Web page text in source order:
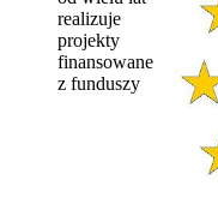
realizuje
projekty
finansowane
z funduszy